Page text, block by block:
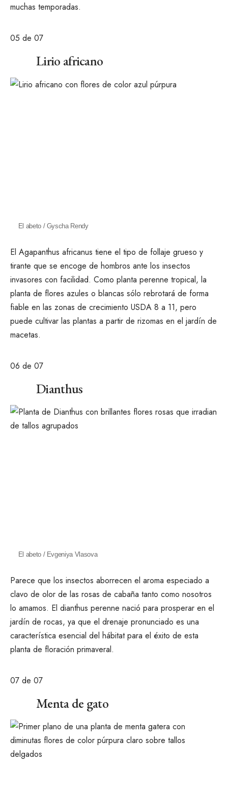
muchas temporadas.
05 de 07
Lirio africano
El abeto / Gyscha Rendy
El Agapanthus africanus tiene el tipo de follaje grueso y
tirante que se encoge de hombros ante los insectos
invasores con facilidad. Como planta perenne tropical, la
planta de flores azules o blancas sólo rebrotará de forma
fiable en las zonas de crecimiento USDA 8 a 11, pero
puede cultivar las plantas a partir de rizomas en el jardín de
macetas.
06 de 07
Dianthus
El abeto / Evgeniya Vlasova
Parece que los insectos aborrecen el aroma especiado a
clavo de olor de las rosas de cabaña tanto como nosotros
lo amamos. El dianthus perenne nació para prosperar en el
jardín de rocas, ya que el drenaje pronunciado es una
característica esencial del hábitat para el éxito de esta
planta de floración primaveral.
07 de 07
Menta de gato